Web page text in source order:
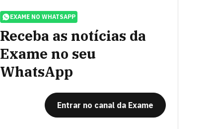
EXAME NO WHATSAPP
Receba as notícias da
Exame no seu
WhatsApp
Entrar no canal da Exame